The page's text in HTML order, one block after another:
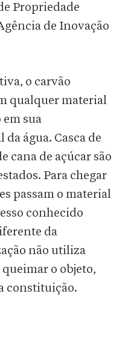
Propriedade
de Inovação
o carvão
qualquer material
sua
água. Casca de
cana de açúcar são
Para chegar
passam o material
conhecido
da
não utiliza
o objeto,
constituição.